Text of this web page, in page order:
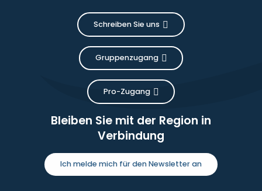
Schreiben Sie uns
Gruppenzugang
Pro-Zugang
Bleiben Sie mit der Region in
Verbindung
Ich melde mich für den Newsletter an